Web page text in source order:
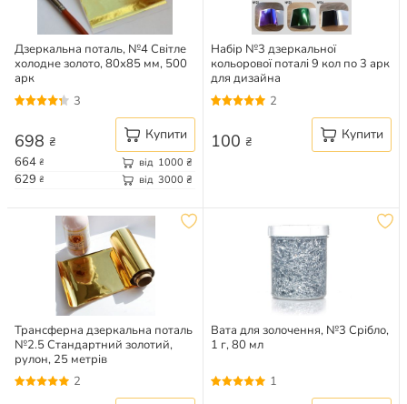
Дзеркальна поталь, №4 Світле
холодне золото, 80х85 мм, 500
арк
3
698 ₴ Купити
664 ₴ від 1000 ₴
629 ₴ від 3000 ₴
Набір №3 дзеркальної
кольорової поталі 9 кол по 3 арк
для дизайна
2
100 ₴ Купити
Трансферна дзеркальна поталь
№2.5 Стандартний золотий,
рулон, 25 метрів
2
Вата для золочення, №3 Срібло,
1 г, 80 мл
1